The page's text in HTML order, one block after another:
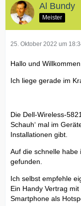
Al Bundy
Meister
25. Oktober 2022 um
Hallo und Willkommen
Ich liege gerade im
Die Dell-Wireless-
Schauh‘ mal im
Installationen gibt.
Auf die schnelle habe
gefunden.
Ich selbst empfehle
Ein Handy Vertrag
Smartphone als